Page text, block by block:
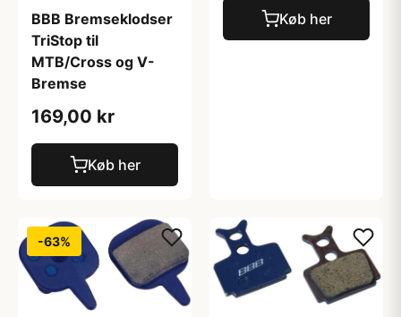
BBB Bremseklodser
TriStop til
MTB/Cross og V-
Bremse
169,00 kr
Køb her
Køb her
-63%